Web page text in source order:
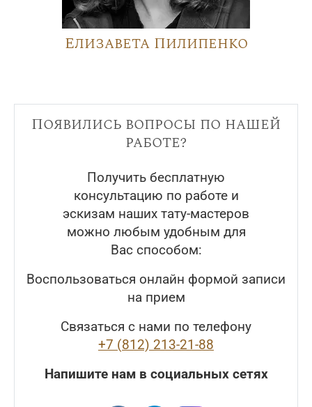
Елизавета Пилипенко
Появились вопросы по нашей
работе?
Получить бесплатную
консультацию по работе и
эскизам наших тату-мастеров
можно любым удобным для
Вас способом:
Воспользоваться онлайн формой записи
на прием
Связаться с нами по телефону
+7 (812) 213-21-88
Напишите нам в социальных сетях